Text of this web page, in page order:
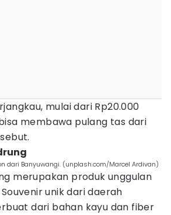
mulai dari Rp20.000
membawa pulang tas dari
dari Banyuwangi. (unplash.com/Marcel Ardivan)
merupakan produk unggulan
unik dari daerah
dari bahan kayu dan fiber